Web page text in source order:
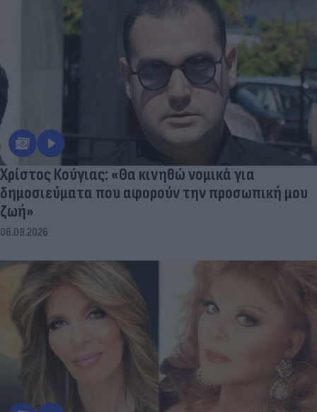
Χρίστος Κούγιας: «Θα κινηθώ νομικά για
δημοσιεύματα που αφορούν την προσωπική μου
ζωή»
06.08.2026